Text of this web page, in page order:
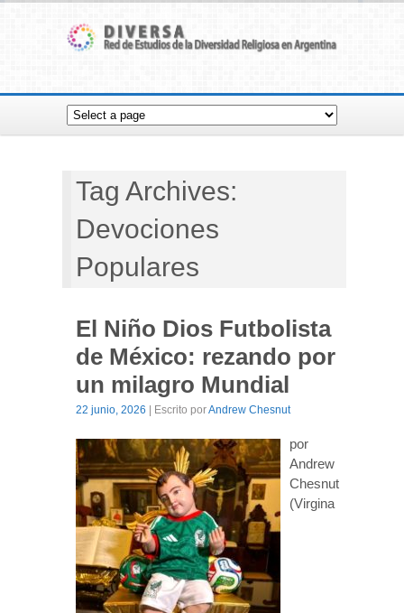
Tag Archives:
Devociones
Populares
El Niño Dios Futbolista
de México: rezando por
un milagro Mundial
22 junio, 2026 | Escrito porAndrew Chesnut
por
Andrew
Chesnut
(Virgina